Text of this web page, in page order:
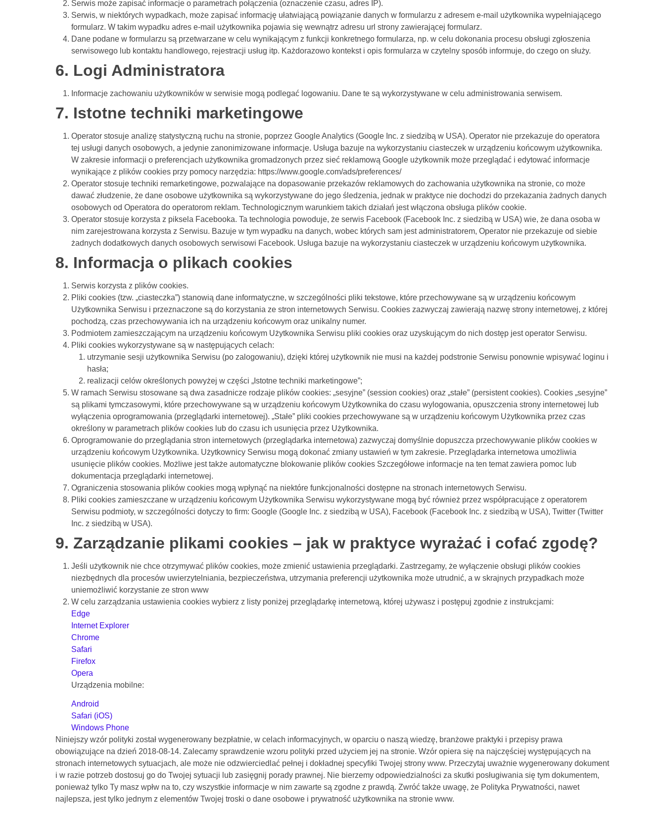
Serwis może zapisać informacje o parametrach połączenia (oznaczenie czasu, adres IP).
Serwis, w niektórych wypadkach, może zapisać informację ułatwiającą powiązanie danych w formularzu z adresem e-mail użytkownika wypełniającego
formularz. W takim wypadku adres e-mail użytkownika pojawia się wewnątrz adresu url strony zawierającej formularz.
Dane podane w formularzu są przetwarzane w celu wynikającym z funkcji konkretnego formularza, np. w celu dokonania procesu obsługi zgłoszenia
serwisowego lub kontaktu handlowego, rejestracji usług itp. Każdorazowo kontekst i opis formularza w czytelny sposób informuje, do czego on służy.
6. Logi Administratora
Informacje zachowaniu użytkowników w serwisie mogą podlegać logowaniu. Dane te są wykorzystywane w celu administrowania serwisem.
7. Istotne techniki marketingowe
Operator stosuje analizę statystyczną ruchu na stronie, poprzez Google Analytics (Google Inc. z siedzibą w USA). Operator nie przekazuje do operatora
tej usługi danych osobowych, a jedynie zanonimizowane informacje. Usługa bazuje na wykorzystaniu ciasteczek w urządzeniu końcowym użytkownika.
W zakresie informacji o preferencjach użytkownika gromadzonych przez sieć reklamową Google użytkownik może przeglądać i edytować informacje
wynikające z plików cookies przy pomocy narzędzia: https://www.google.com/ads/preferences/
Operator stosuje techniki remarketingowe, pozwalające na dopasowanie przekazów reklamowych do zachowania użytkownika na stronie, co może
dawać złudzenie, że dane osobowe użytkownika są wykorzystywane do jego śledzenia, jednak w praktyce nie dochodzi do przekazania żadnych danych
osobowych od Operatora do operatorom reklam. Technologicznym warunkiem takich działań jest włączona obsługa plików cookie.
Operator stosuje korzysta z piksela Facebooka. Ta technologia powoduje, że serwis Facebook (Facebook Inc. z siedzibą w USA) wie, że dana osoba w
nim zarejestrowana korzysta z Serwisu. Bazuje w tym wypadku na danych, wobec których sam jest administratorem, Operator nie przekazuje od siebie
żadnych dodatkowych danych osobowych serwisowi Facebook. Usługa bazuje na wykorzystaniu ciasteczek w urządzeniu końcowym użytkownika.
8. Informacja o plikach cookies
Serwis korzysta z plików cookies.
Pliki cookies (tzw. „ciasteczka”) stanowią dane informatyczne, w szczególności pliki tekstowe, które przechowywane są w urządzeniu końcowym
Użytkownika Serwisu i przeznaczone są do korzystania ze stron internetowych Serwisu. Cookies zazwyczaj zawierają nazwę strony internetowej, z której
pochodzą, czas przechowywania ich na urządzeniu końcowym oraz unikalny numer.
Podmiotem zamieszczającym na urządzeniu końcowym Użytkownika Serwisu pliki cookies oraz uzyskującym do nich dostęp jest operator Serwisu.
Pliki cookies wykorzystywane są w następujących celach:
utrzymanie sesji użytkownika Serwisu (po zalogowaniu), dzięki której użytkownik nie musi na każdej podstronie Serwisu ponownie wpisywać loginu i
hasła;
realizacji celów określonych powyżej w części „Istotne techniki marketingowe”;
W ramach Serwisu stosowane są dwa zasadnicze rodzaje plików cookies: „sesyjne” (session cookies) oraz „stałe” (persistent cookies). Cookies „sesyjne”
są plikami tymczasowymi, które przechowywane są w urządzeniu końcowym Użytkownika do czasu wylogowania, opuszczenia strony internetowej lub
wyłączenia oprogramowania (przeglądarki internetowej). „Stałe” pliki cookies przechowywane są w urządzeniu końcowym Użytkownika przez czas
określony w parametrach plików cookies lub do czasu ich usunięcia przez Użytkownika.
Oprogramowanie do przeglądania stron internetowych (przeglądarka internetowa) zazwyczaj domyślnie dopuszcza przechowywanie plików cookies w
urządzeniu końcowym Użytkownika. Użytkownicy Serwisu mogą dokonać zmiany ustawień w tym zakresie. Przeglądarka internetowa umożliwia
usunięcie plików cookies. Możliwe jest także automatyczne blokowanie plików cookies Szczegółowe informacje na ten temat zawiera pomoc lub
dokumentacja przeglądarki internetowej.
Ograniczenia stosowania plików cookies mogą wpłynąć na niektóre funkcjonalności dostępne na stronach internetowych Serwisu.
Pliki cookies zamieszczane w urządzeniu końcowym Użytkownika Serwisu wykorzystywane mogą być również przez współpracujące z operatorem
Serwisu podmioty, w szczególności dotyczy to firm: Google (Google Inc. z siedzibą w USA), Facebook (Facebook Inc. z siedzibą w USA), Twitter (Twitter
Inc. z siedzibą w USA).
9. Zarządzanie plikami cookies – jak w praktyce wyrażać i cofać zgodę?
Jeśli użytkownik nie chce otrzymywać plików cookies, może zmienić ustawienia przeglądarki. Zastrzegamy, że wyłączenie obsługi plików cookies
niezbędnych dla procesów uwierzytelniania, bezpieczeństwa, utrzymania preferencji użytkownika może utrudnić, a w skrajnych przypadkach może
uniemożliwić korzystanie ze stron www
W celu zarządzania ustawienia cookies wybierz z listy poniżej przeglądarkę internetową, której używasz i postępuj zgodnie z instrukcjami:
Edge
Internet Explorer
Chrome
Safari
Firefox
Opera
Urządzenia mobilne:
Android
Safari (iOS)
Windows Phone
Niniejszy wzór polityki został wygenerowany bezpłatnie, w celach informacyjnych, w oparciu o naszą wiedzę, branżowe praktyki i przepisy prawa
obowiązujące na dzień 2018-08-14. Zalecamy sprawdzenie wzoru polityki przed użyciem jej na stronie. Wzór opiera się na najczęściej występujących na
stronach internetowych sytuacjach, ale może nie odzwierciedlać pełnej i dokładnej specyfiki Twojej strony www. Przeczytaj uważnie wygenerowany dokument
i w razie potrzeb dostosuj go do Twojej sytuacji lub zasięgnij porady prawnej. Nie bierzemy odpowiedzialności za skutki posługiwania się tym dokumentem,
ponieważ tylko Ty masz wpłw na to, czy wszystkie informacje w nim zawarte są zgodne z prawdą. Zwróć także uwagę, że Polityka Prywatności, nawet
najlepsza, jest tylko jednym z elementów Twojej troski o dane osobowe i prywatność użytkownika na stronie www.